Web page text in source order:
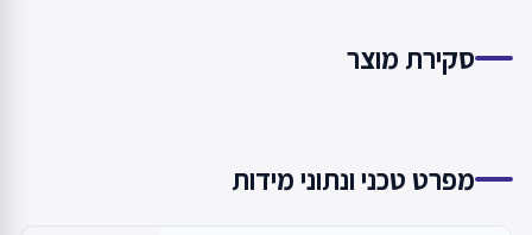
סקירת מוצר
מפרט טכני ונתוני מידות